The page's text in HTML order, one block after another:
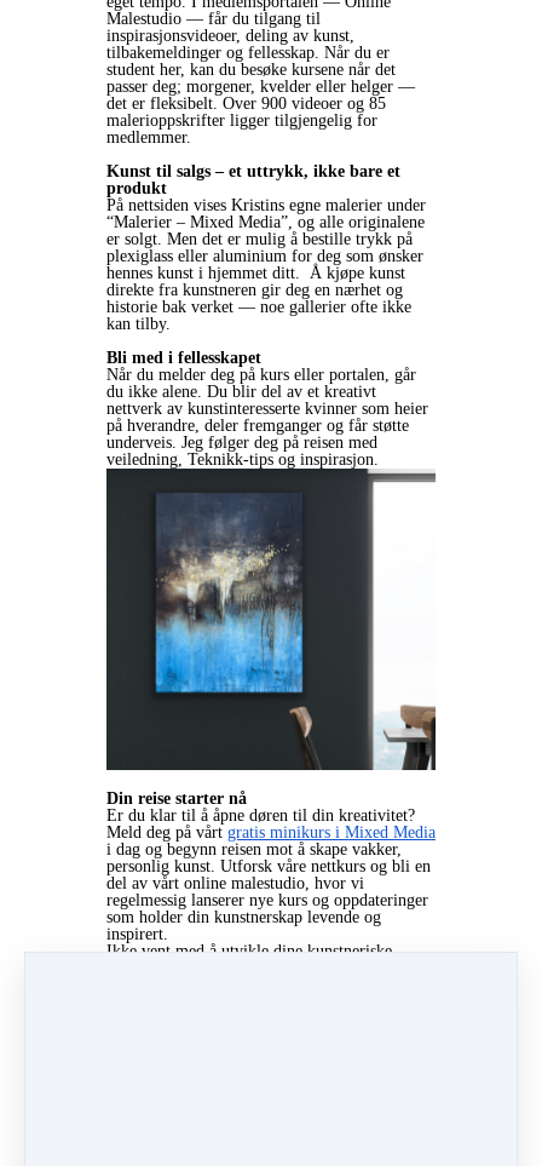
Malestudio — får du tilgang til
inspirasjonsvideoer, deling av kunst,
tilbakemeldinger og fellesskap. Når du er
student her, kan du besøke kursene når det
passer deg; morgener, kvelder eller helger —
det er fleksibelt. Over 900 videoer og 85
malerioppskrifter ligger tilgjengelig for
medlemmer.
Kunst til salgs – et uttrykk, ikke bare et
produkt
På nettsiden vises Kristins egne malerier under
“Malerier – Mixed Media”, og alle originalene
er solgt. Men det er mulig å bestille trykk på
plexiglass eller aluminium for deg som ønsker
hennes kunst i hjemmet ditt. Å kjøpe kunst
direkte fra kunstneren gir deg en nærhet og
historie bak verket — noe gallerier ofte ikke
kan tilby.
Bli med i fellesskapet
Når du melder deg på kurs eller portalen, går
du ikke alene. Du blir del av et kreativt
nettverk av kunstinteresserte kvinner som heier
på hverandre, deler fremganger og får støtte
underveis. Jeg følger deg på reisen med
veiledning, Teknikk-tips og inspirasjon.
Din reise starter nå
Er du klar til å åpne døren til din kreativitet?
Meld deg på vårt gratis minikurs i Mixed Media
i dag og begynn reisen mot å skape vakker,
personlig kunst. Utforsk våre nettkurs og bli en
del av vårt online malestudio, hvor vi
regelmessig lanserer nye kurs og oppdateringer
som holder din kunstnerskap levende og
inspirert.
Ikke vent med å utvikle dine kunstneriske